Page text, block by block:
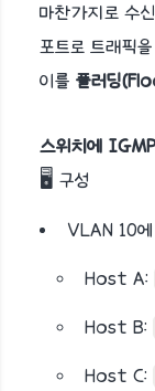
마찬가지로 수
포트로 트래픽
이를 플러딩
스위치에
🖥️ 구성
VLAN 10
Host A:
Host B:
Host C: